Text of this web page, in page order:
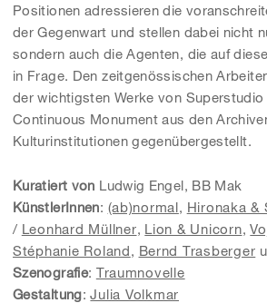
Positionen adressieren die
der Gegenwart und stellen dabei nicht
sondern auch die Agenten, die auf
in Frage. Den zeitgenössischen
der wichtigsten Werke von Superstudio
Continuous Monument aus den
Kulturinstitutionen gegenübergestellt.
Kuratiert von Ludwig Engel, BB Mak
KünstlerInnen: (ab)normal, Hironaka &
/ Leonhard Müllner, Lion & Unicorn,
Stéphanie Roland, Bernd Trasberger
Szenografie: Traumnovelle
Gestaltung:Julia Volkmar